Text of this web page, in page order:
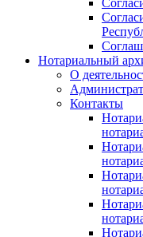
Нотариальный
О
Контакты